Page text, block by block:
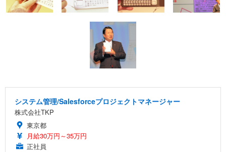
システム管理/Salesforceプロジェクトマネージャー
株式会社TKP
東京都
月給30万円～35万円
正社員